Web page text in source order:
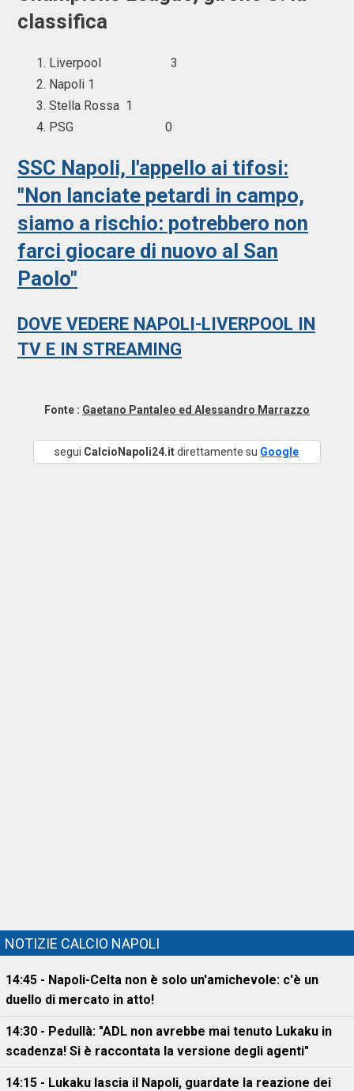
classifica
Liverpool 3
Napoli 1
Stella Rossa 1
PSG 0
SSC Napoli, l'appello ai tifosi:
"Non lanciate petardi in campo,
siamo a rischio: potrebbero non
farci giocare di nuovo al San
Paolo"
DOVE VEDERE NAPOLI-LIVERPOOL IN
TV E IN STREAMING
Fonte : Gaetano Pantaleo ed Alessandro Marrazzo
segui CalcioNapoli24.itdirettamente su Google
NOTIZIE CALCIO NAPOLI
14:45 - Napoli-Celta non è solo un'amichevole: c'è un
duello di mercato in atto!
14:30 - Pedullà: "ADL non avrebbe mai tenuto Lukaku in
scadenza! Si è raccontata la versione degli agenti"
14:15 - Lukaku lascia il Napoli, guardate la reazione dei